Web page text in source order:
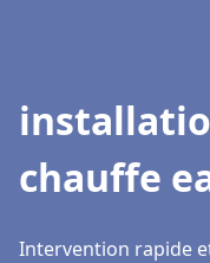
chauffe
Intervention rapide